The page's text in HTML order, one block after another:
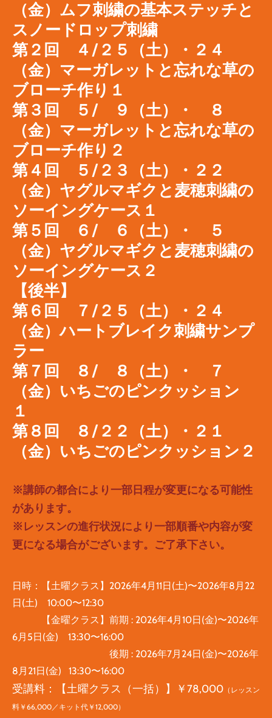
（金）ムフ刺繍の基本ステッチと
スノードロップ刺繍
第２回 ４/２５（土）・２４
（金）マーガレットと忘れな草の
ブローチ作り１
第３回 ５/ ９（土）・ ８
（金）マーガレットと忘れな草の
ブローチ作り２
第４回 ５/２３（土）・２２
（金）ヤグルマギクと麦穂刺繍の
ソーイングケース１
第５回 ６/ ６（土）・ ５
（金）ヤグルマギクと麦穂刺繍の
ソーイングケース２
【後半】
第６回 ７/２５（土）・２４
（金）ハートブレイク刺繍サンプ
ラー
第７回 ８/ ８（土）・ ７
（金）いちごのピンクッション
１
​第８回
８/２２（土）・２１
（金） いちごのピンクッション２
※講師の都合により一部日程が変更になる可能性
があります。
※レッスンの進行状況により一部順番や内容が変
更になる場合がございます。ご了承下さい。
日時：【土曜クラス】2026年4月11日(土)〜2026年8月22
日(土) 10:00〜12:30
【金曜クラス】前期 : 2026年4月10日(金)〜2026年
6月5日(金) 13:30〜16:00
後期 : 2026年7月24日(金)〜2026年
8月21日(金) 13:30〜16:00
受講料：【土曜クラス（一括）】￥78,000 （レッスン
料￥66,000／キット代￥12,000）